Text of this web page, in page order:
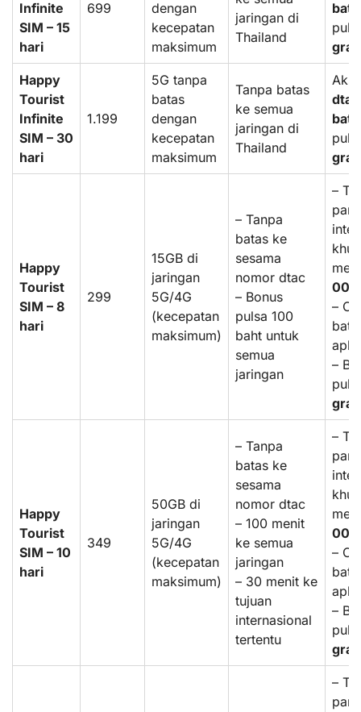
Infinite
SIM – 15
hari
699
dengan
kecepatan
maksimum
jaringan di
Thailand
Happy
Tourist
Infinite
SIM – 30
hari
1.199
5G tanpa
batas
dengan
kecepatan
maksimum
Tanpa batas
ke semua
jaringan di
Thailand
Happy
Tourist
SIM – 8
hari
299
15GB di
jaringan
5G/4G
(kecepatan
maksimum)
– Tanpa
batas ke
sesama
nomor dtac
– Bonus
pulsa 100
baht untuk
semua
jaringan
–
–
–
Happy
Tourist
SIM – 10
hari
349
50GB di
jaringan
5G/4G
(kecepatan
maksimum)
– Tanpa
batas ke
sesama
nomor dtac
– 100 menit
ke semua
jaringan
– 30 menit ke
tujuan
internasional
tertentu
–
–
–
–